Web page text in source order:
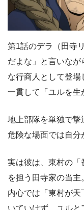
第1話のデラ（田寺
だよな」と言いなが
な行商人として登
一貫して「ユルを生
地上部隊を単独で撃
危険な場面では自分
実は彼は、東村の「
を担う田寺家の当主
内心では「東村が
いていけず、ユルと